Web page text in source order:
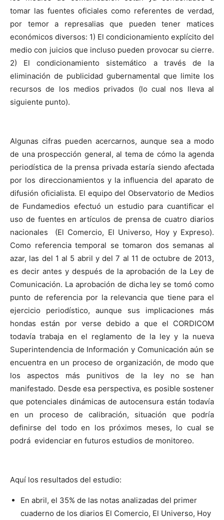
tomar las fuentes oficiales como referentes de verdad,
por temor a represalias que pueden tener matices
económicos diversos: 1) El condicionamiento explícito del
medio con juicios que incluso pueden provocar su cierre.
2) El condicionamiento sistemático a través de la
eliminación de publicidad gubernamental que limite los
recursos de los medios privados (lo cual nos lleva al
siguiente punto).
Algunas cifras pueden acercarnos, aunque sea a modo
de una prospección general, al tema de cómo la agenda
periodística de la prensa privada estaría siendo afectada
por los direccionamientos y la influencia del aparato de
difusión oficialista. El equipo del Observatorio de Medios
de Fundamedios efectuó un estudio para cuantificar el
uso de fuentes en artículos de prensa de cuatro diarios
nacionales (El Comercio, El Universo, Hoy y Expreso).
Como referencia temporal se tomaron dos semanas al
azar, las del 1 al 5 abril y del 7 al 11 de octubre de 2013,
es decir antes y después de la aprobación de la Ley de
Comunicación. La aprobación de dicha ley se tomó como
punto de referencia por la relevancia que tiene para el
ejercicio periodístico, aunque sus implicaciones más
hondas están por verse debido a que el CORDICOM
todavía trabaja en el reglamento de la ley y la nueva
Superintendencia de Información y Comunicación aún se
encuentra en un proceso de organización, de modo que
los aspectos más punitivos de la ley no se han
manifestado. Desde esa perspectiva, es posible sostener
que potenciales dinámicas de autocensura están todavía
en un proceso de calibración, situación que podría
definirse del todo en los próximos meses, lo cual se
podrá evidenciar en futuros estudios de monitoreo.
Aquí los resultados del estudio:
En abril, el 35% de las notas analizadas del primer
cuaderno de los diarios El Comercio, El Universo, Hoy